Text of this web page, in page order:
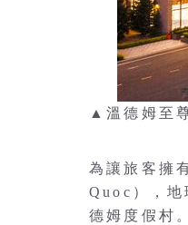
▲溫德姆至
為讓旅客擁
Quoc），地
德姆度假村